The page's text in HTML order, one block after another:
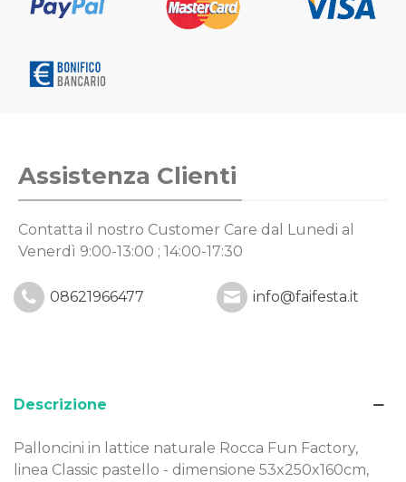
Assistenza Clienti
Contatta il nostro Customer Care dal Lunedi al
Venerdì 9:00-13:00 ; 14:00-17:30
08621966477 info@faifesta.it
Descrizione
Palloncini in lattice naturale Rocca Fun Factory,
linea Classic pastello - dimensione 53x250x160cm,